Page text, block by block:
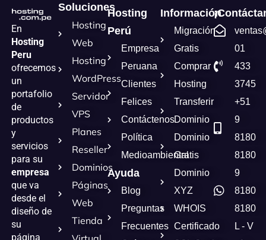
En
Hosting
Peru
ofrecemos
un
portafolio
de
productos
y
servicios
para su
empresa
que va
desde el
diseño de
su
página
Soluciones
Hosting
Web
Hosting
WordPress
Servidor
VPS
Planes
Reseller
Dominios
Páginas
Web
Tienda
Hosting
Perú
Empresa
Peruana
Clientes
Felices
Contáctenos
Política
Medioambiental
Ayuda
Blog
Preguntas
Frecuentes
Información
Migración
Gratis
Comprar
Hosting
Transferir
Dominio
Dominio
Gratis
Dominio
XYZ
WHOIS
Certificado
01
433
3745
+51
9
8180
8180
9
8180
8180
L - V